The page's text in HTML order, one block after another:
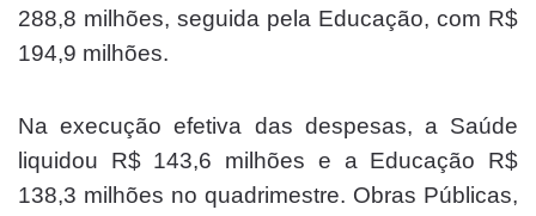
288,8 milhões, seguida pela Educação, com R$
194,9 milhões.
Na execução efetiva das despesas, a Saúde
liquidou R$ 143,6 milhões e a Educação R$
138,3 milhões no quadrimestre. Obras Públicas,